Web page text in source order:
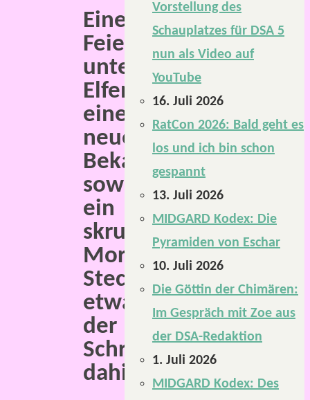
Eine
Feierlichkeit
unter
Elfen,
eine
neue
Bekanntschaft
sowie
ein
skrupelloser
Mord.
Steckt
etwa
der
Schrecken
dahinter?
Vorstellung des
Schauplatzes für DSA 5
nun als Video auf
YouTube
16. Juli 2026
RatCon 2026: Bald geht es
los und ich bin schon
gespannt
13. Juli 2026
MIDGARD Kodex: Die
Pyramiden von Eschar
10. Juli 2026
Die Göttin der Chimären:
Im Gespräch mit Zoe aus
der DSA-Redaktion
1. Juli 2026
MIDGARD Kodex: Des